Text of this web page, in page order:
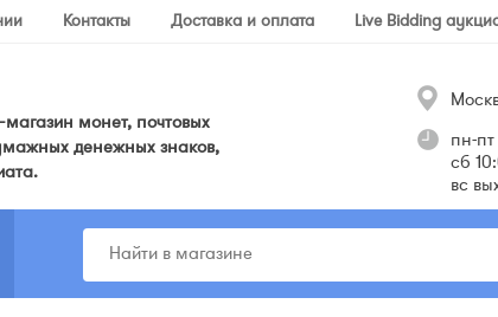
Контакты Доставка и оплата Live Bidding
монет, почтовых
денежных знаков,
пн-
сб
вс